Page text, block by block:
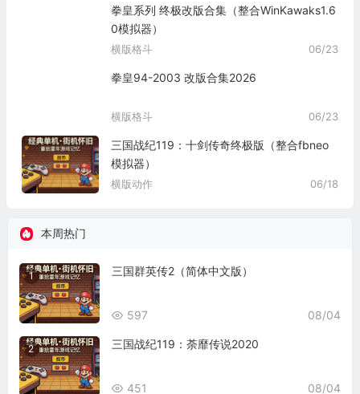
拳皇系列 终极改版合集（整合WinKawaks1.6
0模拟器）
横版格斗 06/23
拳皇94-2003 改版合集2026
横版格斗 06/23
三国战纪119：十剑传奇终极版（整合fbneo
模拟器）
横版动作 06/18
本周热门
1 三国群英传2（简体中文版）
08/04
597
2 三国战纪119：荼靡传说2020
08/04
451